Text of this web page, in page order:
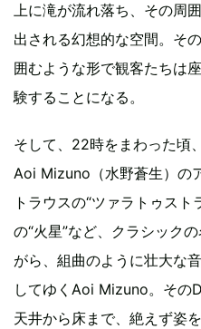
上に滝が流れ落ち、その周
出される幻想的な空間。そ
囲むような形で観客たちは
験することになる。
そして、22時をまわった頃
Aoi Mizuno（水野蒼生）の
トラウスの“ツァラトゥスト
の“火星”など、クラシック
がら、組曲のように壮大な
してゆくAoi Mizuno。その
天井から床まで、絶えず姿